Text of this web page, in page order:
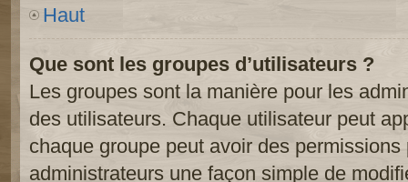
Haut
Que sont les groupes d’utilisateurs ?
Les groupes sont la manière pour les
des utilisateurs. Chaque utilisateur peut
chaque groupe peut avoir des
administrateurs une façon simple de